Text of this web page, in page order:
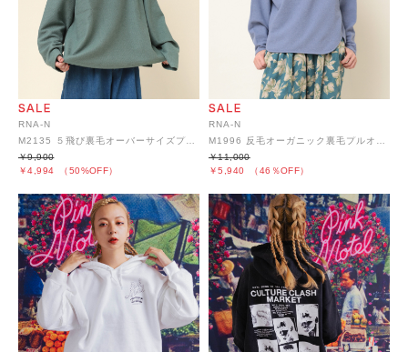
RNA-N
￥4,994 （50%OFF）
￥9,900
RNA-N
￥5,940 （46％OFF）
￥11,000